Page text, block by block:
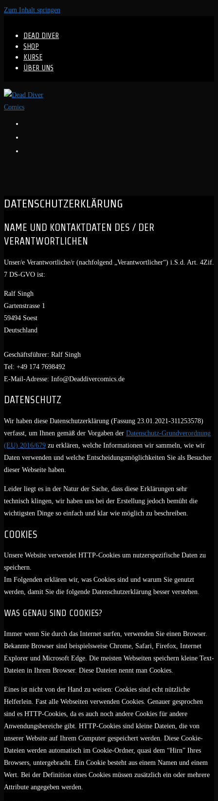
Zum Inhalt springen
DEAD DIVER
SHOP
KURSE
ÜBER UNS
DATENSCHUTZERKLÄRUNG
NAME UND KONTAKTDATEN DES / DER
VERANTWORTLICHEN
Unser/e Verantwortliche/r (nachfolgend „Verantwortlicher“) i.S.d. Art. 4Zif.
7 DS-GVO ist:
Ralf Singh
Gartenstrasse 1
59494 Soest
Deutschland
Geschäftsführer: Ralf Singh
Tel: +49 174 7698492
E-Mail-Adresse: Info@Deaddivercomics.de
DATENSCHUTZ
Wir haben diese Datenschutzerklärung (Fassung 23.01.2021-311253578)
verfasst, um Ihnen gemäß der Vorgaben der Datenschutz-Grundverordnung
(EU) 2016/679 zu erklären, welche Informationen wir sammeln, wie wir
Daten verwenden und welche Entscheidungsmöglichkeiten Sie als Besucher
dieser Webseite haben.
Leider liegt es in der Natur der Sache, dass diese Erklärungen sehr
technisch klingen, wir haben uns bei der Erstellung jedoch bemüht die
wichtigsten Dinge so einfach und klar wie möglich zu beschreiben.
COOKIES
Unsere Website verwendet HTTP-Cookies um nutzerspezifische Daten zu
speichern.
Im Folgenden erklären wir, was Cookies sind und warum Sie genutzt
werden, damit Sie die folgende Datenschutzerklärung besser verstehen.
WAS GENAU SIND COOKIES?
Immer wenn Sie durch das Internet surfen, verwenden Sie einen Browser.
Bekannte Browser sind beispielsweise Chrome, Safari, Firefox, Internet
Explorer und Microsoft Edge. Die meisten Webseiten speichern kleine Text-
Dateien in Ihrem Browser. Diese Dateien nennt man Cookies.
Eines ist nicht von der Hand zu weisen: Cookies sind echt nützliche
Helferlein. Fast alle Webseiten verwenden Cookies. Genauer gesprochen
sind es HTTP-Cookies, da es auch noch andere Cookies für andere
Anwendungsbereiche gibt. HTTP-Cookies sind kleine Dateien, die von
unserer Website auf Ihrem Computer gespeichert werden. Diese Cookie-
Dateien werden automatisch im Cookie-Ordner, quasi dem “Hirn” Ihres
Browsers, untergebracht. Ein Cookie besteht aus einem Namen und einem
Wert. Bei der Definition eines Cookies müssen zusätzlich ein oder mehrere
Attribute angegeben werden.